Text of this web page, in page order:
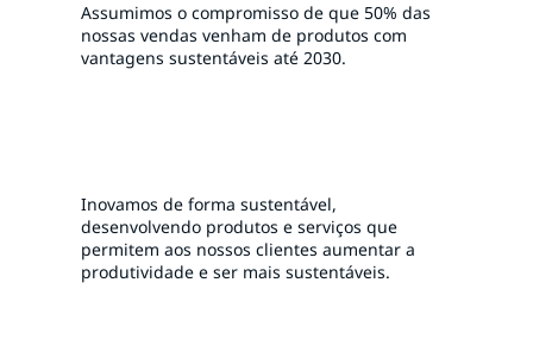
Assumimos o compromisso de que 50% das
nossas vendas venham de produtos com
vantagens sustentáveis ​​até 2030.
Inovamos de forma sustentável,
desenvolvendo produtos e serviços que
permitem aos nossos clientes aumentar a
produtividade e ser mais sustentáveis.